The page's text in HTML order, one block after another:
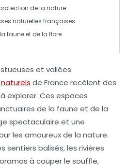
de la nature
naturelles françaises
faune et de la flore
et vallées
de France recèlent des
explorer. Ces espaces
de la faune et de la
spectaculaire et une
les amoureux de la nature.
sentiers balisés, les rivières
à couper le souffle,